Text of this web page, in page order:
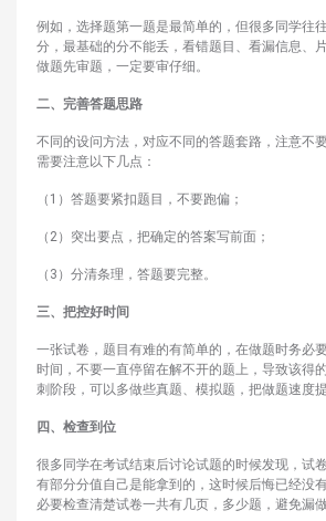
例如，选择题第一题是最简单的，但很多同学往
分，最基础的分不能丢，看错题目、看漏信息、
做题先审题，一定要审仔细。
二、完善答题思路
不同的设问方法，对应不同的答题套路，注意不
需要注意以下几点：
（1）答题要紧扣题目，不要跑偏；
（2）突出要点，把确定的答案写前面；
（3）分清条理，答题要完整。
三、把控好时间
一张试卷，题目有难的有简单的，在做题时务必
时间，不要一直停留在解不开的题上，导致该得
刺阶段，可以多做些真题、模拟题，把做题速度提
四、检查到位
很多同学在考试结束后讨论试题的时候发现，试
有部分分值自己是能拿到的，这时候后悔已经没
必要检查清楚试卷一共有几页，多少题，避免漏做